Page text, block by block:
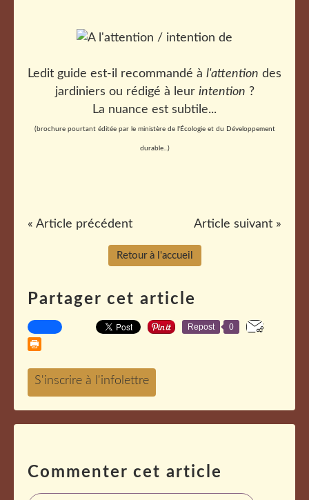
Ledit guide est-il recommandé à l'attention des
jardiniers ou rédigé à leur intention ?
La nuance est subtile...
(brochure pourtant éditée par le ministère de l'Écologie etdu Développement
durable...)
« Article précédent Article suivant »
Retour à l'accueil
Partager cet article
Repost 0
Commenter cet article